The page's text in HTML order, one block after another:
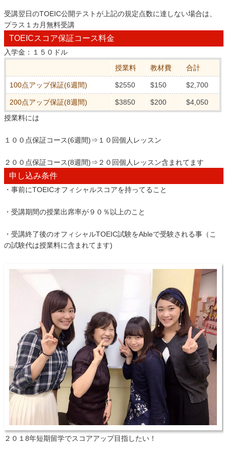
受講翌日のTOEIC公開テストが上記の規定点数に達しない場合は、
プラス１カ月無料受講
TOEICスコア保証コース料金
入学金：１５０ドル
授業料
教材費 合計
100点アップ保証(6週間) $2550 $150 $2,700
200点アップ保証(8週間) $3850 $200
$4,050
授業料には
１００点保証コース(6週間)⇒１０回個人レッスン
２００点保証コース(8週間)⇒２０回個人レッスン含まれてます
申し込み条件
・事前にTOEICオフィシャルスコアを持ってること
・受講期間の授業出席率が９０％以上のこと
・受講終了後のオフィシャルTOEIC試験をAbleで受験される事（こ
の試験代は授業料に含まれてます)
２０１8年短期留学でスコアアップ目指したい！